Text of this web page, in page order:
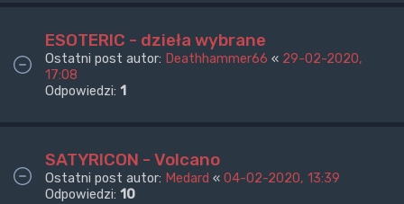
ESOTERIC - dzieła wybrane
Ostatni post autor: Deathhammer66 « 29-02-2020,
17:08
Odpowiedzi: 1
SATYRICON - Volcano
Ostatni post autor: Medard « 04-02-2020, 13:39
Odpowiedzi: 10